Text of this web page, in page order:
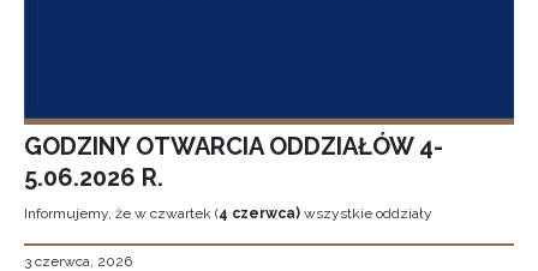
GODZINY OTWARCIA ODDZIAŁÓW 4-
5.06.2026 R.
Informujemy, że w czwartek (4 czerwca) wszystkie oddziały
3 czerwca, 2026